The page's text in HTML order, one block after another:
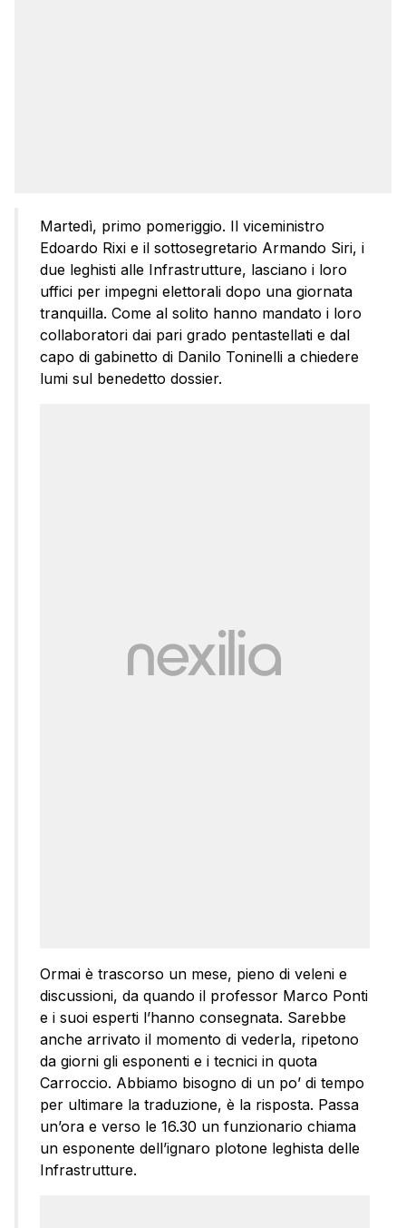
Martedì, primo pomeriggio. Il viceministro
Edoardo Rixi e il sottosegretario Armando Siri, i
due leghisti alle Infrastrutture, lasciano i loro
uffici per impegni elettorali dopo una giornata
tranquilla. Come al solito hanno mandato i loro
collaboratori dai pari grado pentastellati e dal
capo di gabinetto di Danilo Toninelli a chiedere
lumi sul benedetto dossier.
Ormai è trascorso un mese, pieno di veleni e
discussioni, da quando il professor Marco Ponti
e i suoi esperti l’hanno consegnata. Sarebbe
anche arrivato il momento di vederla, ripetono
da giorni gli esponenti e i tecnici in quota
Carroccio. Abbiamo bisogno di un po’ di tempo
per ultimare la traduzione, è la risposta. Passa
un’ora e verso le 16.30 un funzionario chiama
un esponente dell’ignaro plotone leghista delle
Infrastrutture.